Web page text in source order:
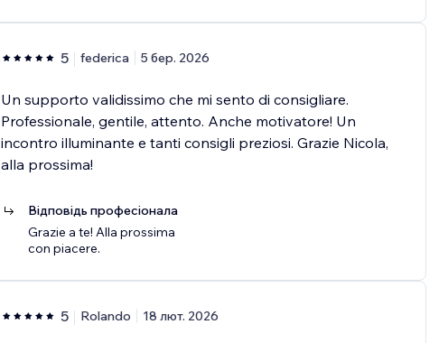
5 federica 5 бер. 2026
Un supporto validissimo che mi sento di consigliare.
Professionale, gentile, attento. Anche motivatore! Un
incontro illuminante e tanti consigli preziosi. Grazie Nicola,
alla prossima!
Відповідь професіонала
Grazie a te! Alla prossima
con piacere.
5 Rolando 18 лют. 2026